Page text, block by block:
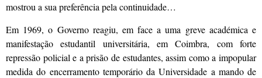
mostrou a sua preferência pela continui­dade…
Em 1969, o Governo reagiu, em face a uma greve aca­démica e
manifestação estudantil universitária, em Coimbra, com forte
repressão policial e a prisão de estudantes, assim como a impopular
medida do encerramento temporário da Universidade a mando de